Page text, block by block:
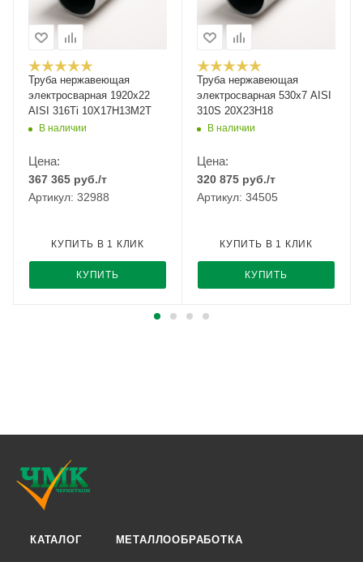
Труба нержавеющая
электросварная 1920х22
AISI 316Ti 10Х17Н13М2Т
В наличии
Цена:
367 365 руб./т
Артикул: 32988
КУПИТЬ
КУПИТЬ В 1 КЛИК
Труба нержавеющая
электросварная 530х7 AISI
310S 20Х23Н18
В наличии
Цена:
320 875 руб./т
Артикул: 34505
КУПИТЬ
КУПИТЬ В 1 КЛИК
КАТАЛОГ МЕТАЛЛООБРАБОТКА